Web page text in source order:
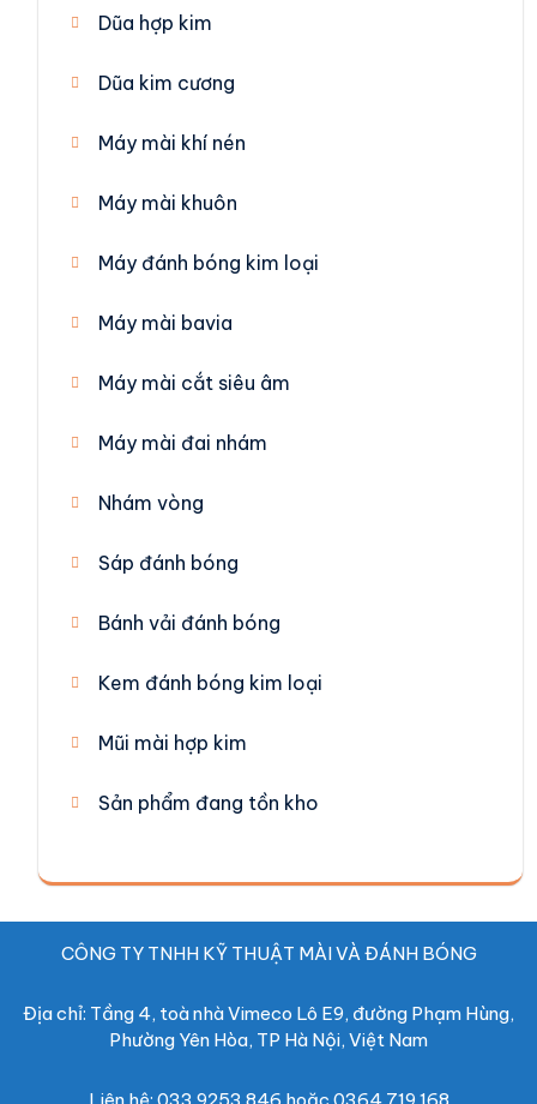
Dũa hợp kim
Dũa kim cương
Máy mài khí nén
Máy mài khuôn
Máy đánh bóng kim loại
Máy mài bavia
Máy mài cắt siêu âm
Máy mài đai nhám
Nhám vòng
Sáp đánh bóng
Bánh vải đánh bóng
Kem đánh bóng kim loại
Mũi mài hợp kim
Sản phẩm đang tồn kho
CÔNG TY TNHH KỸ THUẬT MÀI VÀ ĐÁNH BÓNG
Địa chỉ: Tầng 4, toà nhà Vimeco Lô E9, đường Phạm Hùng,
Phường Yên Hòa, TP Hà Nội, Việt Nam